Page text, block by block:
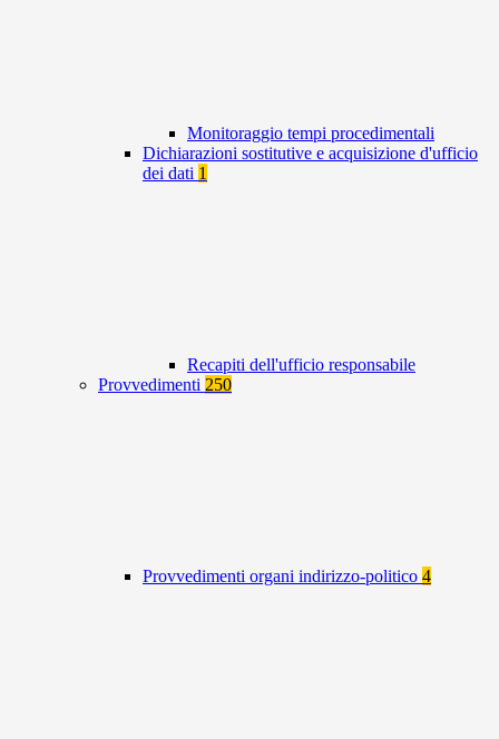
Monitoraggio tempi procedimentali
Dichiarazioni sostitutive e acquisizione d'ufficio
dei dati 1
Recapiti dell'ufficio responsabile
Provvedimenti 250
Provvedimenti organi indirizzo-politico 4